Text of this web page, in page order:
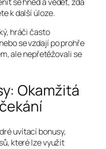
k další úloze.
hráči často
se vzdají po prohře
ale nepřetěžovali se
Okamžitá
uvítací bonusy,
které lze využít